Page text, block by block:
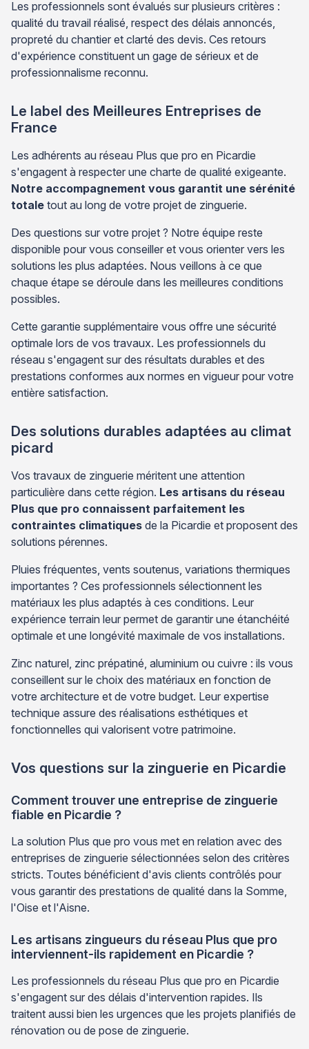
Les professionnels sont évalués sur plusieurs critères :
qualité du travail réalisé, respect des délais annoncés,
propreté du chantier et clarté des devis. Ces retours
d'expérience constituent un gage de sérieux et de
professionnalisme reconnu.
Le label des Meilleures Entreprises de
France
Les adhérents au réseau Plus que pro en Picardie
s'engagent à respecter une charte de qualité exigeante.
Notre accompagnement vous garantit une sérénité
totale tout au long de votre projet de zinguerie.
Des questions sur votre projet ? Notre équipe reste
disponible pour vous conseiller et vous orienter vers les
solutions les plus adaptées. Nous veillons à ce que
chaque étape se déroule dans les meilleures conditions
possibles.
Cette garantie supplémentaire vous offre une sécurité
optimale lors de vos travaux. Les professionnels du
réseau s'engagent sur des résultats durables et des
prestations conformes aux normes en vigueur pour votre
entière satisfaction.
Des solutions durables adaptées au climat
picard
Vos travaux de zinguerie méritent une attention
particulière dans cette région. Les artisans du réseau
Plus que pro connaissent parfaitement les
contraintes climatiques de la Picardie et proposent des
solutions pérennes.
Pluies fréquentes, vents soutenus, variations thermiques
importantes ? Ces professionnels sélectionnent les
matériaux les plus adaptés à ces conditions. Leur
expérience terrain leur permet de garantir une étanchéité
optimale et une longévité maximale de vos installations.
Zinc naturel, zinc prépatiné, aluminium ou cuivre : ils vous
conseillent sur le choix des matériaux en fonction de
votre architecture et de votre budget. Leur expertise
technique assure des réalisations esthétiques et
fonctionnelles qui valorisent votre patrimoine.
Vos questions sur la zinguerie en Picardie
Comment trouver une entreprise de zinguerie
fiable en Picardie ?
La solution Plus que pro vous met en relation avec des
entreprises de zinguerie sélectionnées selon des critères
stricts. Toutes bénéficient d'avis clients contrôlés pour
vous garantir des prestations de qualité dans la Somme,
l'Oise et l'Aisne.
Les artisans zingueurs du réseau Plus que pro
interviennent-ils rapidement en Picardie ?
Les professionnels du réseau Plus que pro en Picardie
s'engagent sur des délais d'intervention rapides. Ils
traitent aussi bien les urgences que les projets planifiés de
rénovation ou de pose de zinguerie.